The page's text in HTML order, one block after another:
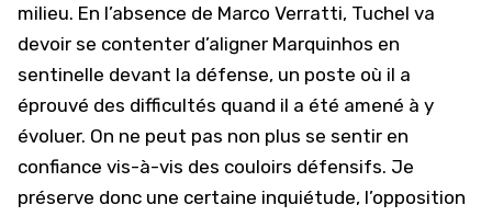
milieu. En l’absence de Marco Verratti, Tuchel va
devoir se contenter d’aligner Marquinhos en
sentinelle devant la défense, un poste où il a
éprouvé des difficultés quand il a été amené à y
évoluer. On ne peut pas non plus se sentir en
confiance vis-à-vis des couloirs défensifs. Je
préserve donc une certaine inquiétude, l’opposition